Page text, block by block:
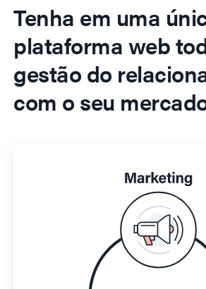
Tenha em uma
plataforma web
gestão do
com o seu